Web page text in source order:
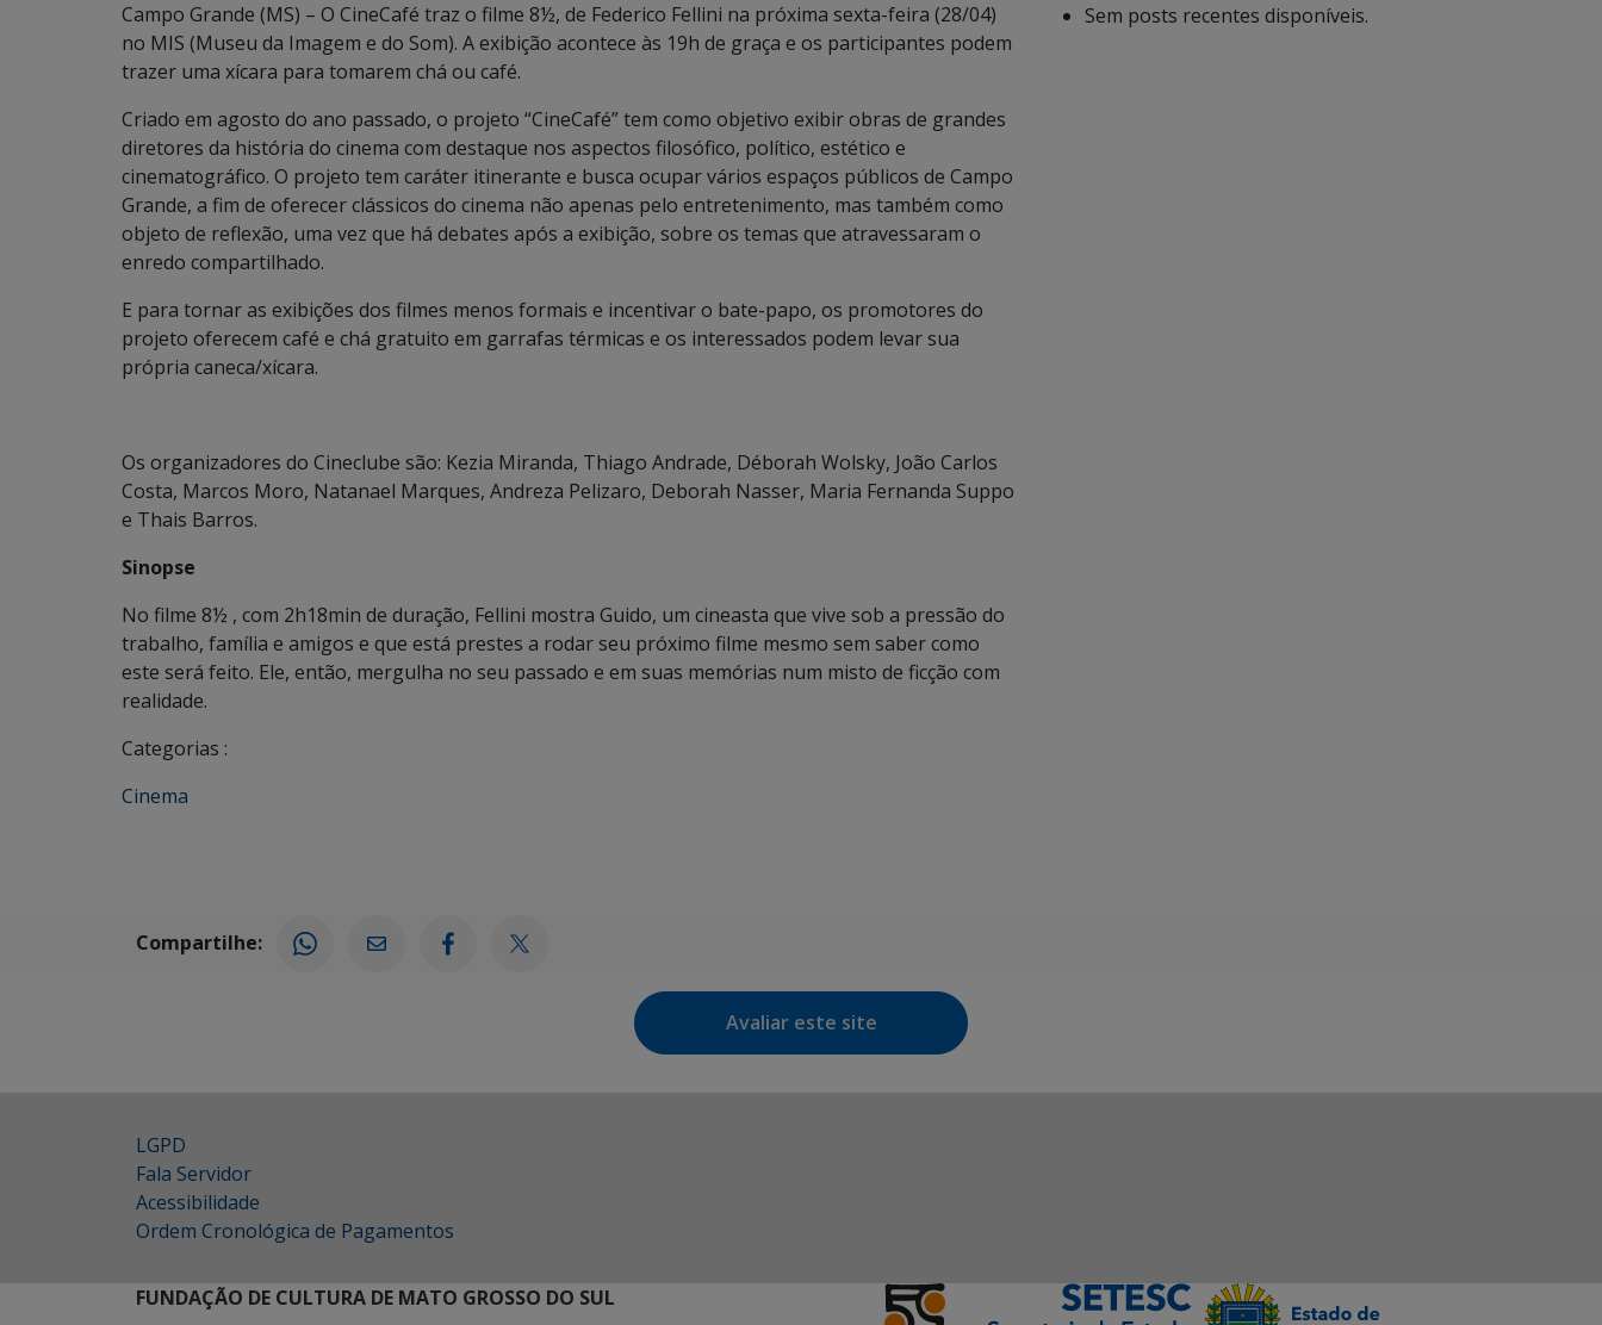
Campo Grande (MS) – O CineCafé traz o filme 8½, de Federico Fellini na próxima sexta-feira (28/04)
no MIS (Museu da Imagem e do Som). A exibição acontece às 19h de graça e os participantes podem
trazer uma xícara para tomarem chá ou café.
Criado em agosto do ano passado, o projeto “CineCafé” tem como objetivo exibir obras de grandes
diretores da história do cinema com destaque nos aspectos filosófico, político, estético e
cinematográfico. O projeto tem caráter itinerante e busca ocupar vários espaços públicos de Campo
Grande, a fim de oferecer clássicos do cinema não apenas pelo entretenimento, mas também como
objeto de reflexão, uma vez que há debates após a exibição, sobre os temas que atravessaram o
enredo compartilhado.
E para tornar as exibições dos filmes menos formais e incentivar o bate-papo, os promotores do
projeto oferecem café e chá gratuito em garrafas térmicas e os interessados podem levar sua
própria caneca/xícara.
Os organizadores do Cineclube são: Kezia Miranda, Thiago Andrade, Déborah Wolsky, João Carlos
Costa, Marcos Moro, Natanael Marques, Andreza Pelizaro, Deborah Nasser, Maria Fernanda Suppo
e Thais Barros.
Sinopse
No filme 8½ , com 2h18min de duração, Fellini mostra Guido, um cineasta que vive sob a pressão do
trabalho, família e amigos e que está prestes a rodar seu próximo filme mesmo sem saber como
este será feito. Ele, então, mergulha no seu passado e em suas memórias num misto de ficção com
realidade.
Categorias :
Cinema
Sem posts recentes disponíveis.
Compartilhe:
Avaliar este site
LGPD
Fala Servidor
Acessibilidade
Ordem Cronológica de Pagamentos
FUNDAÇÃO DE CULTURA DE MATO GROSSO DO SUL